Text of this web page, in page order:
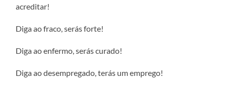
acreditar!
Diga ao fraco, serás forte!
Diga ao enfermo, serás curado!
Diga ao desempregado, terás um emprego!